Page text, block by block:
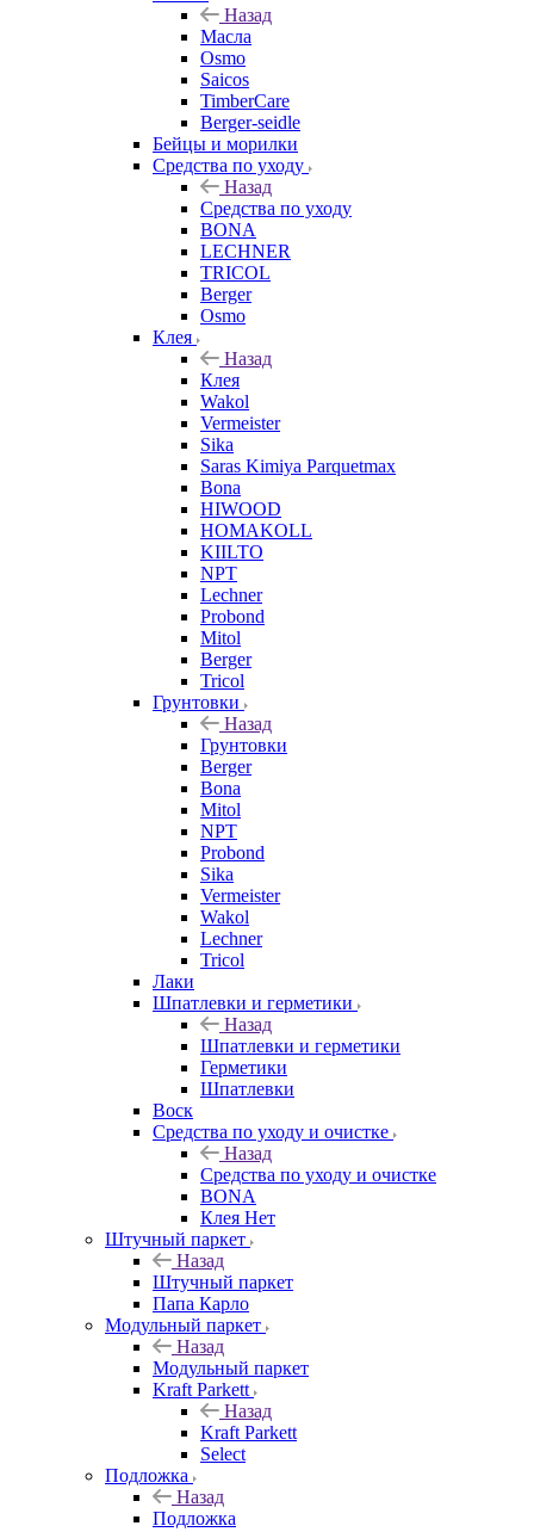
Назад
Масла
Osmo
Saicos
TimberCare
Berger-seidle
Бейцы и морилки
Средства по уходу
Назад
Средства по уходу
BONA
LECHNER
TRICOL
Berger
Osmo
Клея
Назад
Клея
Wakol
Vermeister
Sika
Saras Kimiya Parquetmax
Bona
HIWOOD
HOMAKOLL
KIILTO
NPT
Lechner
Probond
Mitol
Berger
Tricol
Грунтовки
Назад
Грунтовки
Berger
Bona
Mitol
NPT
Probond
Sika
Vermeister
Wakol
Lechner
Tricol
Лаки
Шпатлевки и герметики
Назад
Шпатлевки и герметики
Герметики
Шпатлевки
Воск
Средства по уходу и очистке
Назад
Средства по уходу и очистке
BONA
Клея Нет
Штучный паркет
Назад
Штучный паркет
Папа Карло
Модульный паркет
Назад
Модульный паркет
Kraft Parkett
Назад
Kraft Parkett
Select
Подложка
Назад
Подложка